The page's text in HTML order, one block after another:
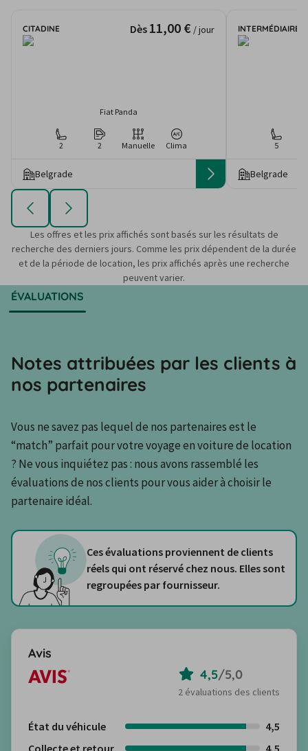
CITADINE Dès 11,00 € / jour
Fiat Panda
2 2 Manuelle Clima
Belgrade
INTERMÉDIAIRE
5
Belgrade
Les offres et les prix affichés sont basés sur les résultats de
recherche des derniers jours. Comme les prix dépendent de la durée
et de la période de location, les prix affichés après une recherche
peuvent varier.
ÉVALUATIONS
Notes attribuées par les clients à
nos partenaires
Vous ne savez pas lequel de nos partenaires est le
“match” parfait pour votre voyage en voiture de location
? Ne vous inquiétez pas : nous avons rassemblé les
évaluations de nos clients pour vous aider à choisir le
partenaire idéal.
Ces évaluations proviennent de clients
réels qui ont réservé chez nous. Elles sont
regroupées par fournisseur.
Avis
4,5/5,0
2 évaluations des clients
État du véhicule
4,5